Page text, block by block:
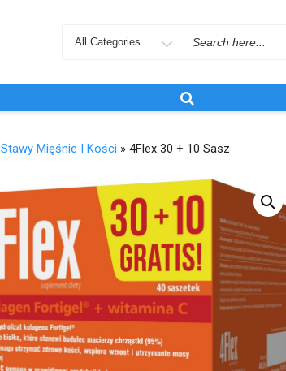
Search
Stawy Mięśnie I Kości » 4Flex 30 + 10 Sasz